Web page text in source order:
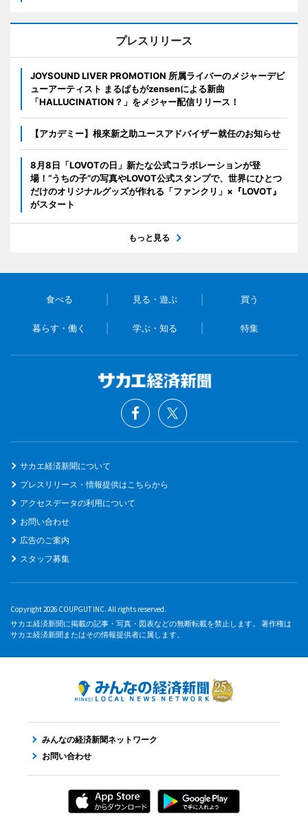
プレスリリース
JOYSOUND LIVER PROMOTION 所属ライバーのメジャーデビ
ューアーティスト まるぱもがzensenによる新曲
「HALLUCINATION？」をメジャー配信リリース！
【アカデミー】根來新之助ユースアドバイザー就任のお知らせ
8月8日「LOVOTの日」新たな公式コラボレーションが登
場！“うちの子”の写真やLOVOT公式スタンプで、世界にひとつ
だけのオリジナルグッズが作れる「ファンクリ」×『LOVOT』
がスタート
もっと見る
食べる 見る・遊ぶ 買う
暮らす・働く 学ぶ・知る 特集
サカエ経済新聞について
プレスリリース・情報提供はこちらから
アクセスデータの利用について
お問い合わせ
広告のご案内
スタッフ募集
Copyright 2026 COUPGUT INC. All rights reserved.
サカエ経済新聞に掲載の記事・写真・図表などの無断転載を禁止します。 著作権は
サカエ経済新聞またはその情報提供者に属します。
みんなの経済新聞ネットワーク
お問い合わせ